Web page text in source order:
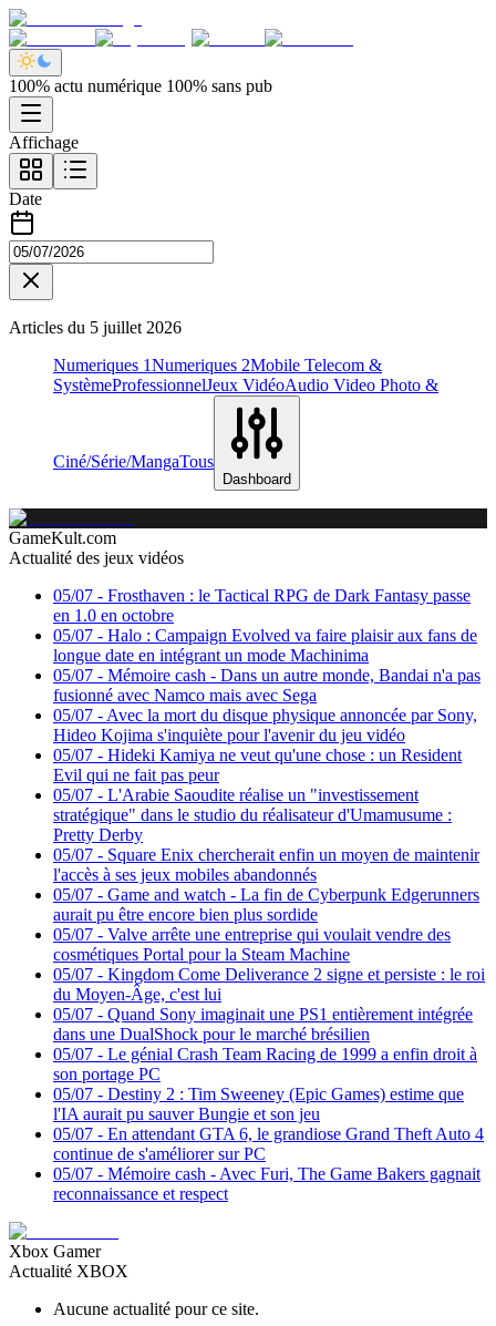
100% actu numérique 100% sans pub
Affichage
Date
Articles du 5 juillet 2026
Numeriques 1Numeriques 2Mobile Telecom &
SystèmeProfessionnelJeux VidéoAudio Video Photo &
Ciné/Série/MangaTous
Dashboard
GameKult.com
Actualité des jeux vidéos
05/07 - Frosthaven : le Tactical RPG de Dark Fantasy passe
en 1.0 en octobre
05/07 - Halo : Campaign Evolved va faire plaisir aux fans de
longue date en intégrant un mode Machinima
05/07 - Mémoire cash - Dans un autre monde, Bandai n'a pas
fusionné avec Namco mais avec Sega
05/07 - Avec la mort du disque physique annoncée par Sony,
Hideo Kojima s'inquiète pour l'avenir du jeu vidéo
05/07 - Hideki Kamiya ne veut qu'une chose : un Resident
Evil qui ne fait pas peur
05/07 - L'Arabie Saoudite réalise un "investissement
stratégique" dans le studio du réalisateur d'Umamusume :
Pretty Derby
05/07 - Square Enix chercherait enfin un moyen de maintenir
l'accès à ses jeux mobiles abandonnés
05/07 - Game and watch - La fin de Cyberpunk Edgerunners
aurait pu être encore bien plus sordide
05/07 - Valve arrête une entreprise qui voulait vendre des
cosmétiques Portal pour la Steam Machine
05/07 - Kingdom Come Deliverance 2 signe et persiste : le roi
du Moyen-Âge, c'est lui
05/07 - Quand Sony imaginait une PS1 entièrement intégrée
dans une DualShock pour le marché brésilien
05/07 - Le génial Crash Team Racing de 1999 a enfin droit à
son portage PC
05/07 - Destiny 2 : Tim Sweeney (Epic Games) estime que
l'IA aurait pu sauver Bungie et son jeu
05/07 - En attendant GTA 6, le grandiose Grand Theft Auto 4
continue de s'améliorer sur PC
05/07 - Mémoire cash - Avec Furi, The Game Bakers gagnait
reconnaissance et respect
Xbox Gamer
Actualité XBOX
Aucune actualité pour ce site.